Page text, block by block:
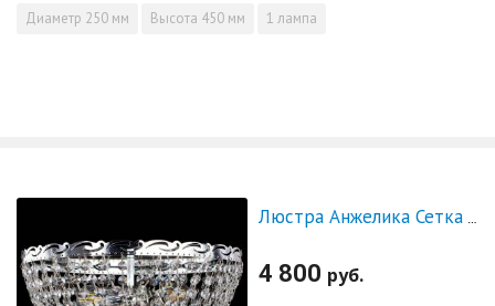
Диаметр 250 мм Высота 450 мм 1 лампа
Люстра Анжелика Сетка - СКИДКА!!!
4 800 руб.